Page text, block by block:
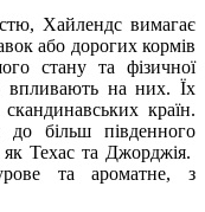
Хайлендс вимагає
або дорогих кормів
стану та фізичної
впливають на них. Їх
країн.
більш південного
Техас та Джорджія.
та ароматне, з